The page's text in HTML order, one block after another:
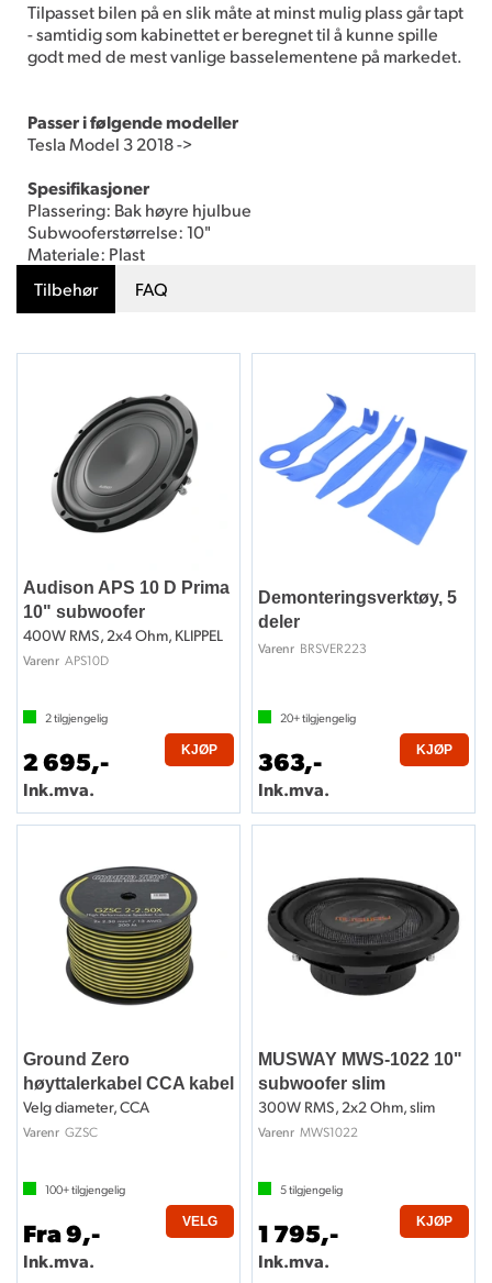
Tilpasset bilen på en slik måte at minst mulig plass går tapt
- samtidig som kabinettet er beregnet til å kunne spille
godt med de mest vanlige basselementene på markedet.
Passer i følgende modeller
Tesla Model 3 2018 ->
Spesifikasjoner
Plassering: Bak høyre hjulbue
Subwooferstørrelse: 10"
Materiale: Plast
Tilbehør
FAQ
Audison APS 10 D Prima
10" subwoofer
400W RMS, 2x4 Ohm, KLIPPEL
Varenr APS10D
2tilgjengelig
2 695,-
Ink.mva.
KJØP
Demonteringsverktøy, 5
deler
Varenr BRSVER223
20+tilgjengelig
363,-
Ink.mva.
KJØP
Ground Zero
høyttalerkabel CCA kabel
Velg diameter, CCA
Varenr GZSC
100+tilgjengelig
Fra 9,-
Ink.mva.
VELG
MUSWAY MWS-1022 10"
subwoofer slim
300W RMS, 2x2 Ohm, slim
Varenr MWS1022
5tilgjengelig
1 795,-
Ink.mva.
KJØP